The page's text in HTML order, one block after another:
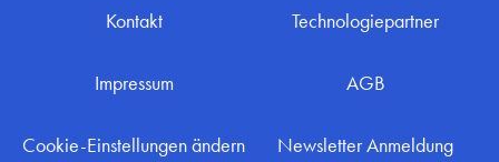
Kontakt Technologiepartner
Impressum AGB
Cookie-Einstellungen ändern Newsletter Anmeldung